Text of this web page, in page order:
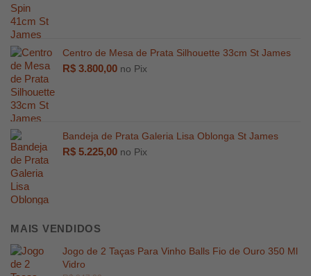
Centro de Mesa de Prata Silhouette 33cm St James
R$ 3.800,00 no Pix
Bandeja de Prata Galeria Lisa Oblonga St James
R$ 5.225,00 no Pix
MAIS VENDIDOS
Jogo de 2 Taças Para Vinho Balls Fio de Ouro 350 Ml
Vidro